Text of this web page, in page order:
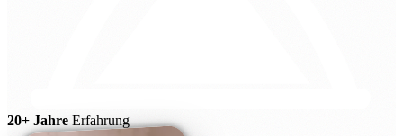
20+ Jahre Erfahrung